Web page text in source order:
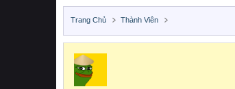
Trang Chủ Thành Viên